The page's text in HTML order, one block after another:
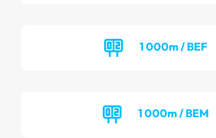
1 000m / BEF
1 000m / BEM